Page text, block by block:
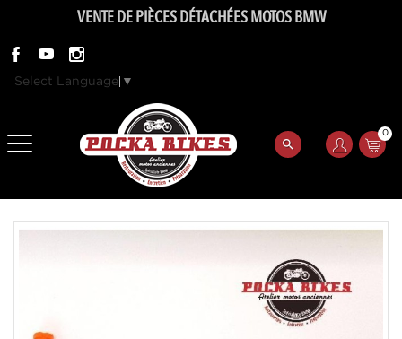
VENTE DE PIÈCES DÉTACHÉES MOTOS BMW
Select Language ▼
0